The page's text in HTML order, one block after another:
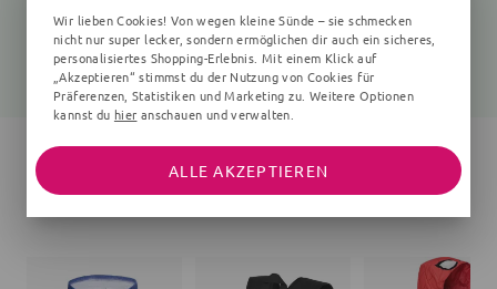
Badeponcho Spiderman
100x50 cm, 1-4 Jahre, blau
18,45 € 19,99 €
Rucksack
uni
33,80 € 44,99 €
Rucksack
uni
26,25 €
Wir lieben Cookies! Von wegen kleine Sünde – sie schmecken
nicht nur super lecker, sondern ermöglichen dir auch ein sicheres,
personalisiertes Shopping-Erlebnis. Mit einem Klick auf
„Akzeptieren“ stimmst du der Nutzung von Cookies für
Präferenzen, Statistiken und Marketing zu. Weitere Optionen
kannst du hier anschauen und verwalten.
ALLE AKZEPTIEREN